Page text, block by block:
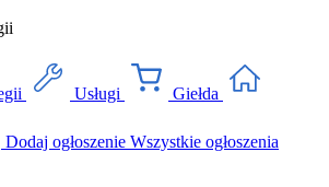
Usługi Giełda
Dodaj ogłoszenie Wszystkie ogłoszenia